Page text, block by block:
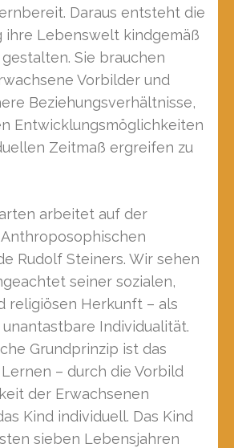
Daraus entsteht die
ihre Lebenswelt kindgemäß
Sie brauchen
Vorbilder und
Beziehungsverhältnisse,
Entwicklungsmöglichkeiten
Zeitmaß ergreifen zu
arbeitet auf der
Rudolf Steiners. Wir sehen
seiner sozialen,
religiösen Herkunft – als
Individualität.
Grundprinzip ist das
– durch die Vorbild
der Erwachsenen
Kind individuell. Das Kind
sieben Lebensjahren